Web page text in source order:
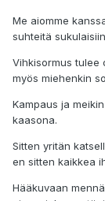
Me aiomme
suhteitä
Vihkisormus tulee
myös miehenkin
Kampaus ja
kaasona.
Sitten yritän
en sitten kaikkea
Hääkuvaan